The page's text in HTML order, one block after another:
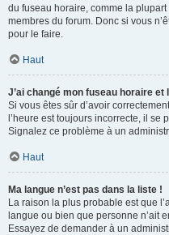
du fuseau horaire, comme la plupart
membres du forum. Donc si vous
pour le faire.
Haut
J’ai changé mon fuseau horaire
Si vous êtes sûr d’avoir
l’heure est toujours incorrecte, il se
Signalez ce problème à un
Haut
Ma langue n’est pas dans la liste !
La raison la plus probable est que
langue ou bien que personne n’ait
Essayez de demander à un